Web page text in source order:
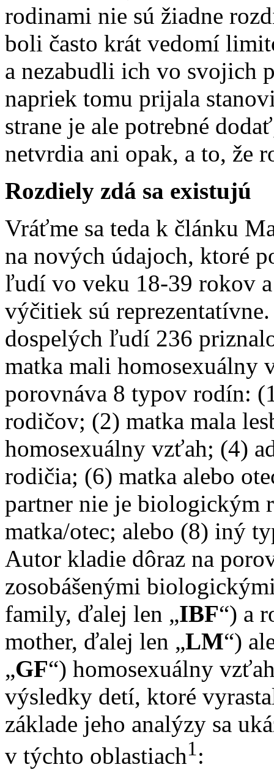
rodinami nie sú žiadne
boli často krát vedomí
a nezabudli ich vo svojich
napriek tomu prijala
strane je ale potrebné
netvrdia ani opak, a to, že
Rozdiely zdá sa existujú
Vráťme sa teda k článku
na nových údajoch, ktoré
ľudí vo veku 18-39 rokov
výčitiek sú
dospelých ľudí 236
matka mali homosexuálny
porovnáva 8 typov rodín:
rodičov; (2) matka mala
homosexuálny vzťah; (4)
rodičia; (6) matka alebo
partner nie je biologickým
matka/otec; alebo (8) iný
Autor kladie dôraz na
zosobášenými
family, ďalej len „IBF“) a
mother, ďalej len „LM“)
„GF“) homosexuálny
výsledky detí, ktoré
základe jeho analýzy sa
v týchto oblastiach1 :